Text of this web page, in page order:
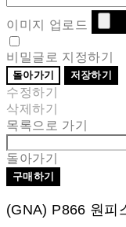
이미지 업로드
비밀글로 지정하기
돌아가기 저장하기
수정하기
삭제하기
목록으로 가기
돌아가기
구매하기
(GNA) P866 원피